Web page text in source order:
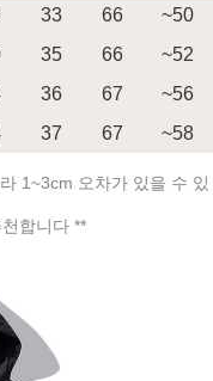
33 66
~50
35 66
~52
36 67
~56
37 67 ~58
1~3cm 오차가 있을 수 있
합니다 **